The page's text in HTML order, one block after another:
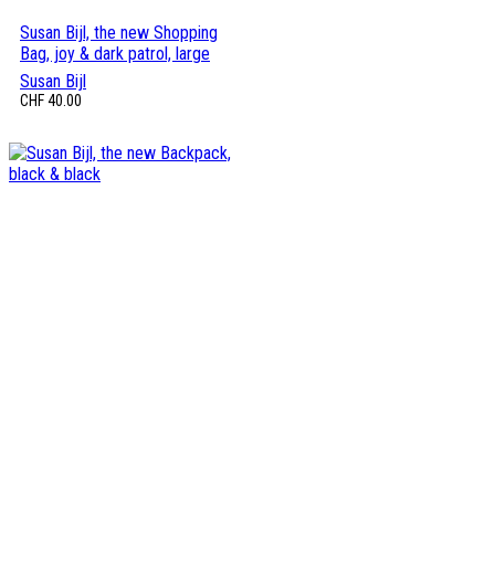
Susan Bijl, the new Shopping
Bag, joy & dark patrol, large
Susan Bijl
CHF40.00